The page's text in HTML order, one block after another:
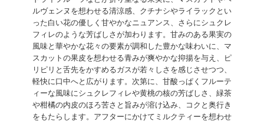
ルヴェンヌを想わせる清涼感、クチナシやライラックとい
った白い花の優しく甘やかなニュアンス、さらにシュクレ
フィレのような芳ばしさが加わります。甘みのある果実の
風味と華やかな花々の要素が調和した豊かな味わいに、マ
スカットの果皮を想わせる青みが爽やかな抑揚を与え、ピ
リピリと舌先をかすめるガスが若々しさを感じさせつつ、
軽快に口中へと広がります。次第に、甘酸っぱくフルーテ
ィーな風味にシュクレフィレや黄桃の核の芳ばしさ、緑茶
や柑橘の内皮のほろ苦さと旨みが溶け込み、コクと奥行き
をもたらします。アフターにかけてミルクティーを想わせ